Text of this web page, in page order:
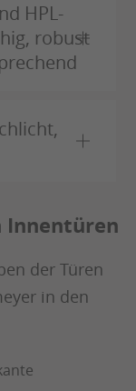
HPL-
robust
Innentüren
der Türen
in den